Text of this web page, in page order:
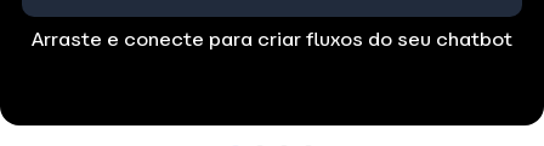
Arraste e conecte para criar fluxos do seu chatbot